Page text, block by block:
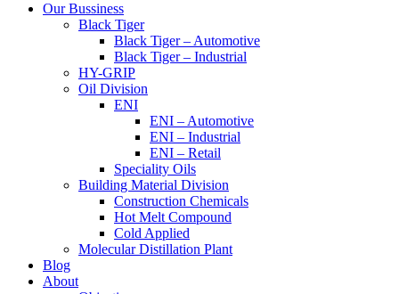
Our Bussiness
Black Tiger
Black Tiger – Automotive
Black Tiger – Industrial
HY-GRIP
Oil Division
ENI
ENI – Automotive
ENI – Industrial
ENI – Retail
Speciality Oils
Building Material Division
Construction Chemicals
Hot Melt Compound
Cold Applied
Molecular Distillation Plant
Blog
About